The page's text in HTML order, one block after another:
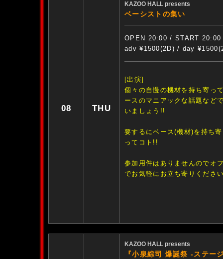
08 THU
KAZOO HALL presents
ベーシストの集い
OPEN 20:00 / START 20:00
adv ¥1500(2D) / day
[出演]
個々の自慢の機材を持ち寄っ
ースのマニアックな話題など
いましょう!!
要するにベース(機材)を持ち
ってコト!!
参加用件はありませんのでオ
でお気軽にお立ち寄りくださ
KAZOO HALL presents
『小泉綜司 爆誕祭 -ステー